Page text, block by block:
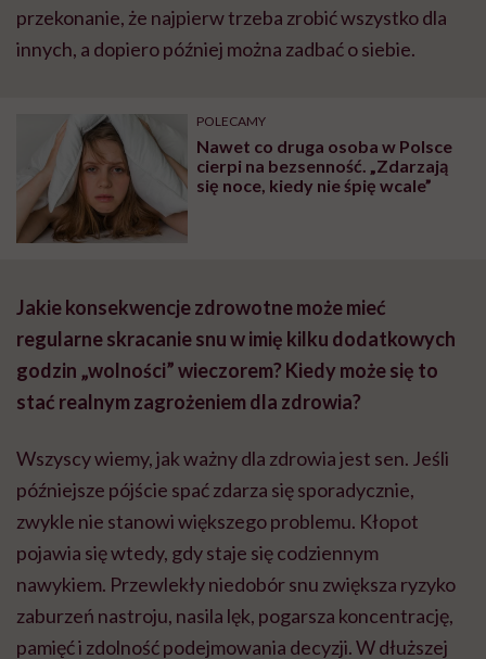
przekonanie, że najpierw trzeba zrobić wszystko dla
innych, a dopiero później można zadbać o siebie.
POLECAMY
Nawet co druga osoba w Polsce
cierpi na bezsenność. „Zdarzają
się noce, kiedy nie śpię wcale”
Jakie konsekwencje zdrowotne może mieć
regularne skracanie snu w imię kilku dodatkowych
godzin „wolności” wieczorem? Kiedy może się to
stać realnym zagrożeniem dla zdrowia?
Wszyscy wiemy, jak ważny dla zdrowia jest sen. Jeśli
późniejsze pójście spać zdarza się sporadycznie,
zwykle nie stanowi większego problemu. Kłopot
pojawia się wtedy, gdy staje się codziennym
nawykiem. Przewlekły niedobór snu zwiększa ryzyko
zaburzeń nastroju, nasila lęk, pogarsza koncentrację,
pamięć i zdolność podejmowania decyzji. W dłuższej